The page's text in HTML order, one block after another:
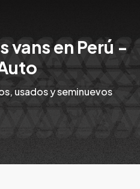
vans en Perú -
usados y seminuevos